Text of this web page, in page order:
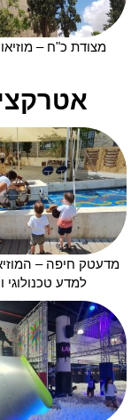
מצודת כ"ח –
מדעטק חיפה –
למדע טכנולוגי